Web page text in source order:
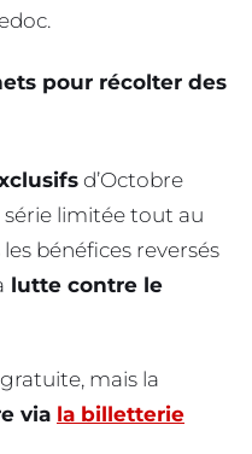
pour récolter des
d’Octobre
série limitée tout au
bénéfices reversés
lutte contre le
mais la
via la billetterie